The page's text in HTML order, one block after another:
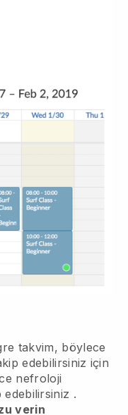
takvim, böylece
edebilirsiniz için
nefroloji
edebilirsiniz .
verin